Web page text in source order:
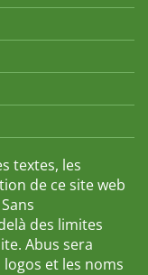
textes, les
de ce site web
des limites
Abus sera
et les noms